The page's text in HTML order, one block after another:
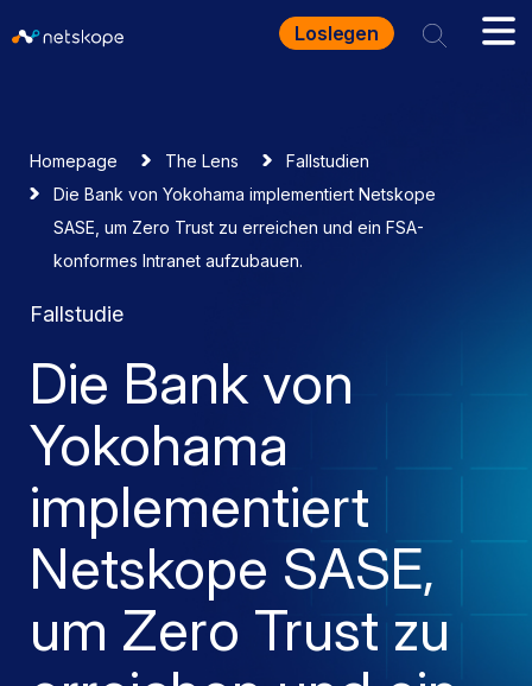
Loslegen
Homepage The Lens
Fallstudien
Die Bank von Yokohama implementiert Netskope
SASE, um Zero Trust zu erreichen und ein FSA-
konformes Intranet aufzubauen.
Fallstudie
Die Bank von
Yokohama
implementiert
Netskope SASE,
um Zero Trust zu